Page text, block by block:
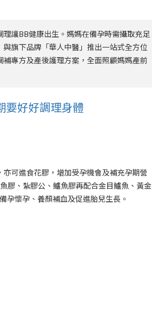
讓BB健康出生。媽媽在備孕時需攝取充足
旗下品牌「華人中醫」推出一站式全方位
專方及產後護理方案，全面照顧媽媽產前
要好好調理身體
可進食花膠，增加受孕機會及補充孕期營
膠、紮膠公、鱸魚膠再配合金目鱸魚、黃
孕懷孕、養顏補血及促進胎兒生長。